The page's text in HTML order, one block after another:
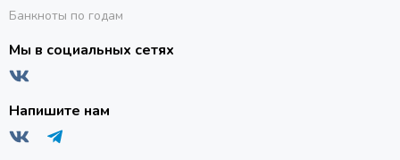
Банкноты по годам
Мы в социальных сетях
Напишите нам